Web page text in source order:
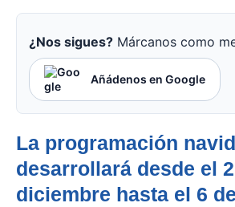
¿Nos sigues? Márcanos como
Añádenos en Google
La programación
desarrollará desde el
diciembre hasta el 6